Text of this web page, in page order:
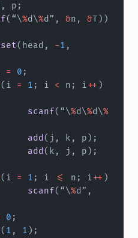
p;
(“\%d\%d”, &n, &
(head, -1
= 0 ;
(i = 1 ; i < n; i++
			scanf
(“\%d\%d\%
			add
(j, k, p);
			add
(k, j, p);
(i = 1 ; i <= n; i++
			scanf
(“\%
0 ;
( 1 , 1 );